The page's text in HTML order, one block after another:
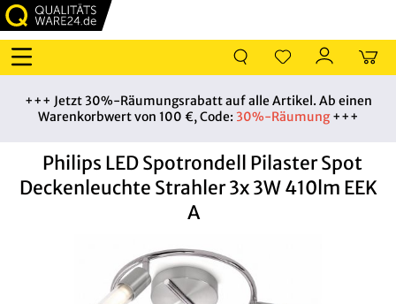
+++ Jetzt 30%-Räumungsrabatt auf alle Artikel. Ab einen
Warenkorbwert von 100 €, Code: 30%-Räumung+++
Philips LED Spotrondell Pilaster Spot
Deckenleuchte Strahler 3x 3W 410lm EEK
A